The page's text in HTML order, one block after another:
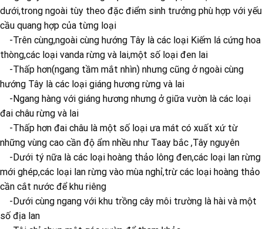
dưới,trong ngoài tùy theo đặc điểm sinh trưởng phù hợp với yếu
cầu quang hợp của từng loại
-Trên cùng,ngoài cùng hướng Tây là các loại Kiếm lá cứng hoa
thòng,các loại vanda rừng và lai,một số loại đen lai
-Thấp hơn(ngang tầm mắt nhìn) nhưng cũng ở ngoài cùng
hướng Tây là các loại giáng hương rừng và lai
-Ngang hàng với giáng hương nhưng ở giữa vườn là các loại
đai châu rừng và lai
-Thấp hơn đai châu là một số loại ưa mát có xuất xứ từ
những vùng cao cần độ ẩm nhều như Taay bắc ,Tây nguyên
-Dưới tý nữa là các loại hoàng thảo lông đen,các loại lan rừng
mới ghép,các loại lan rừng vào mùa nghỉ,trừ các loại hoàng thảo
cần cắt nước để khu riêng
-Dưới cùng ngang với khu trồng cây môi trường là hài và một
số địa lan